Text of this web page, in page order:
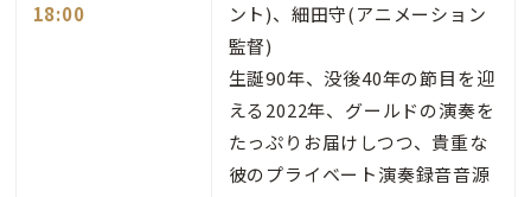
18:00
ント)、細田守(アニメーション
監督)
生誕90年、没後40年の節目を迎
える2022年、グールドの演奏を
たっぷりお届けしつつ、貴重な
彼のプライベート演奏録音音源